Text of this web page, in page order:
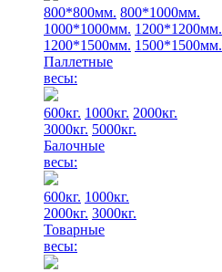
800*800мм. 800*1000мм.
1000*1000мм. 1200*1200мм.
1200*1500мм. 1500*1500мм.
Паллетные
весы:
600кг. 1000кг. 2000кг.
3000кг. 5000кг.
Балочные
весы:
600кг. 1000кг.
2000кг. 3000кг.
Товарные
весы: